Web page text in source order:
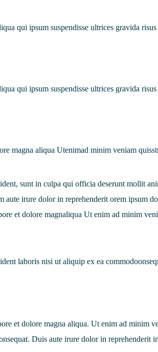
qui ipsum suspendisse ultrices gravida
qui ipsum suspendisse ultrices gravida
magna aliqua Utenimad minim veniam
sunt in culpa qui officia deserunt mollit
aute irure dolor in reprehenderit orem ipsum
et dolore magnaliqua Ut enim ad minim
laboris nisi ut aliquip ex ea
et dolore magna aliqua. Ut enim ad minim
Duis aute irure dolor in reprehenderit